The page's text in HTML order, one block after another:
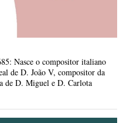
Nasce o compositor italiano
de D. João V, compositor da
de D. Miguel e D. Carlota